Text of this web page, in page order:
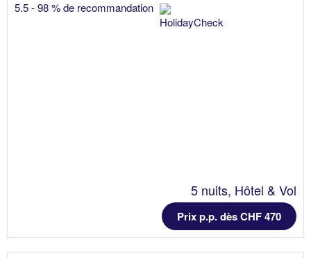
5.5 - 98 % de recommandation
5 nuits, Hôtel & Vol
Prix p.p. dès CHF 470